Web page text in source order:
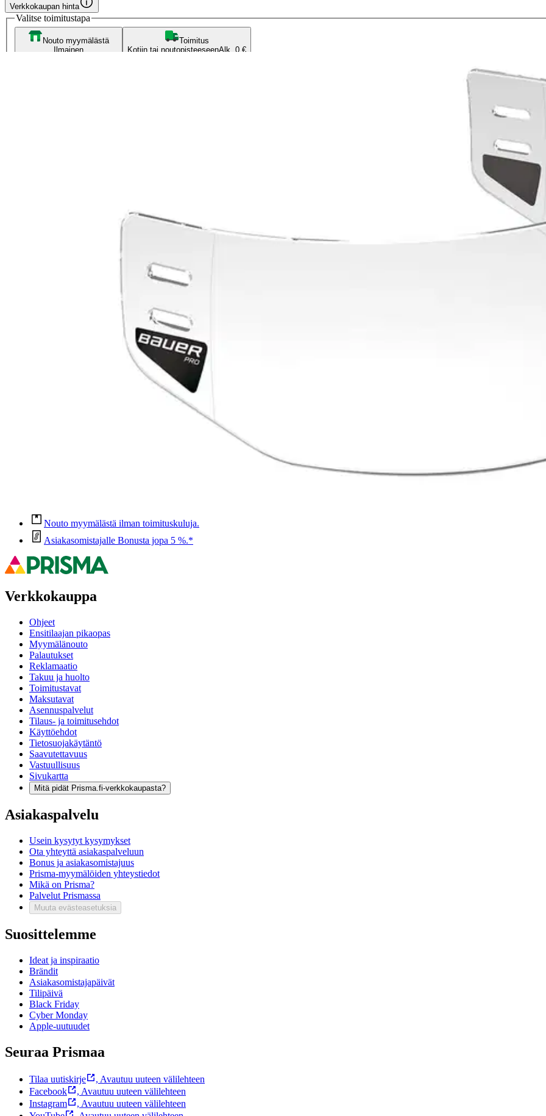
Verkkokaupan hinta
Valitse toimitustapa
Nouto myymälästä
Ilmainen
Toimitus
Kotiin tai noutopisteeseenAlk. 0 €
Ilmainen toimitus yli 100 €:n tilauksille Postin pakettiautomaattiin tai
CE-hyväksytty laadukas kirkas visiiri PRO-tyylisellä leikkauksella. Sisäpuolella huurtumista ehkäisevä pinnoite sekä ulkopuolella
Oletko tyytyväinen tuotetietoihin?
Ovatko tuotetiedot riittävät? Jos tuotetiedoissa on puutteita tai niitä voisi muuten parantaa, anna palautetta.
Nouto myymälästä ilman toimituskuluja.
Asiakasomistajalle Bonusta jopa 5 %.*
Verkkokauppa
Ohjeet
Ensitilaajan pikaopas
Myymälänouto
Palautukset
Reklamaatio
Takuu ja huolto
Toimitustavat
Maksutavat
Asennuspalvelut
Tilaus- ja toimitusehdot
Käyttöehdot
Tietosuojakäytäntö
Saavutettavuus
Vastuullisuus
Sivukartta
Mitä pidät Prisma.fi-verkkokaupasta?
Asiakaspalvelu
Usein kysytyt kysymykset
Ota yhteyttä asiakaspalveluun
Bonus ja asiakasomistajuus
Prisma-myymälöiden yhteystiedot
Mikä on Prisma?
Palvelut Prismassa
Muuta evästeasetuksia
Suosittelemme
Ideat ja inspiraatio
Brändit
Asiakasomistajapäivät
Tilipäivä
Black Friday
Cyber Monday
Apple-uutuudet
Seuraa Prismaa
Tilaa uutiskirje , Avautuu uuteen välilehteen
Facebook
, Avautuu uuteen välilehteen
Instagram
, Avautuu uuteen välilehteen